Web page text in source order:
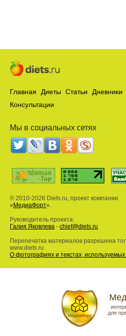
Главная Диеты Статьи Дневники
Консультации
Мы в социальных сетях
© 2010-2026 Diets.ru, проект компании
« МедиаФорт».
Руководитель проекта:
Галия Яковлева - chief@diets.ru
Перепечатка материалов разрешена
www.diets.ru
О фотографиях и текстах, используемых
для